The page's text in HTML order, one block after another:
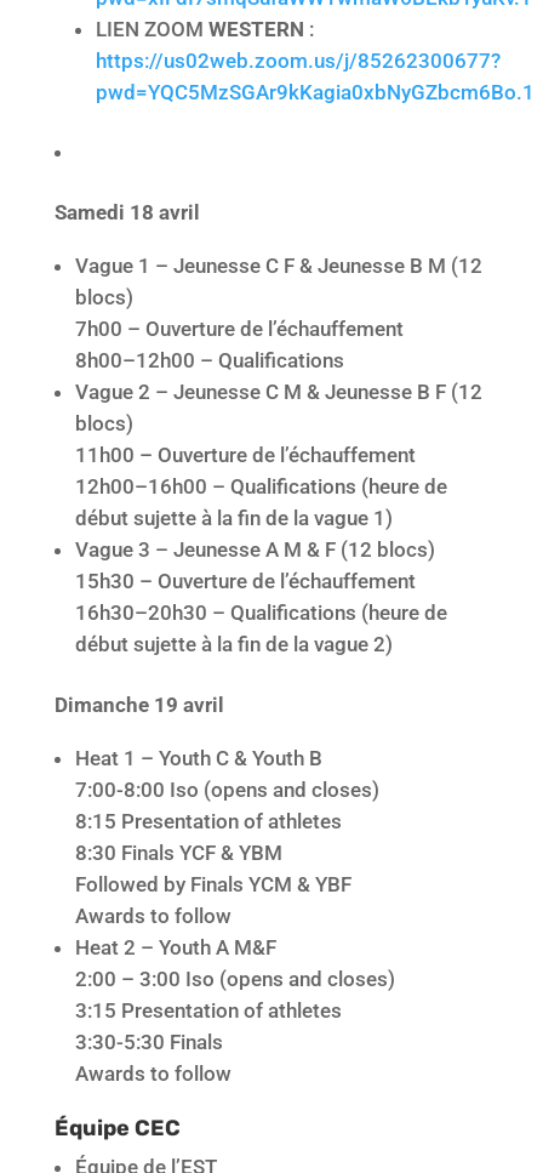
LIEN ZOOM WESTERN :
https://us02web.zoom.us/j/85262300677?
pwd=YQC5MzSGAr9kKagia0xbNyGZbcm6Bo.1
Samedi 18 avril
Vague 1 – Jeunesse C F & Jeunesse B M (12
blocs)
7h00 – Ouverture de l’échauffement
8h00–12h00 – Qualifications
Vague 2 – Jeunesse C M & Jeunesse B F (12
blocs)
11h00 – Ouverture de l’échauffement
12h00–16h00 – Qualifications (heure de
début sujette à la fin de la vague 1)
Vague 3 – Jeunesse A M & F (12 blocs)
15h30 – Ouverture de l’échauffement
16h30–20h30 – Qualifications (heure de
début sujette à la fin de la vague 2)
Dimanche 19 avril
Heat 1 – Youth C & Youth B
7:00-8:00 Iso (opens and closes)
8:15 Presentation of athletes
8:30 Finals YCF & YBM
Followed by Finals YCM & YBF
Awards to follow
Heat 2 – Youth A M&F
2:00 – 3:00 Iso (opens and closes)
3:15 Presentation of athletes
3:30-5:30 Finals
Awards to follow
Équipe CEC
Équipe de l’EST